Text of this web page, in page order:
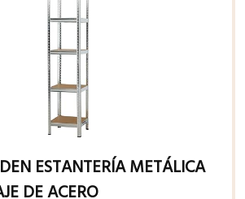
ESTANTERÍA METÁLICA
DE ACERO